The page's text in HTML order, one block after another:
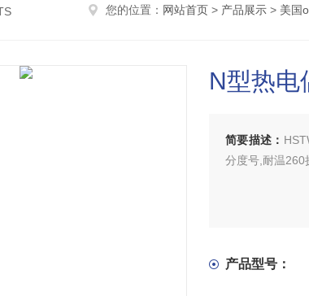
您的位置： 网站首页 > 产品展示 > 美国
N型热电
简要描述：
分度号,耐温260
产品型号：